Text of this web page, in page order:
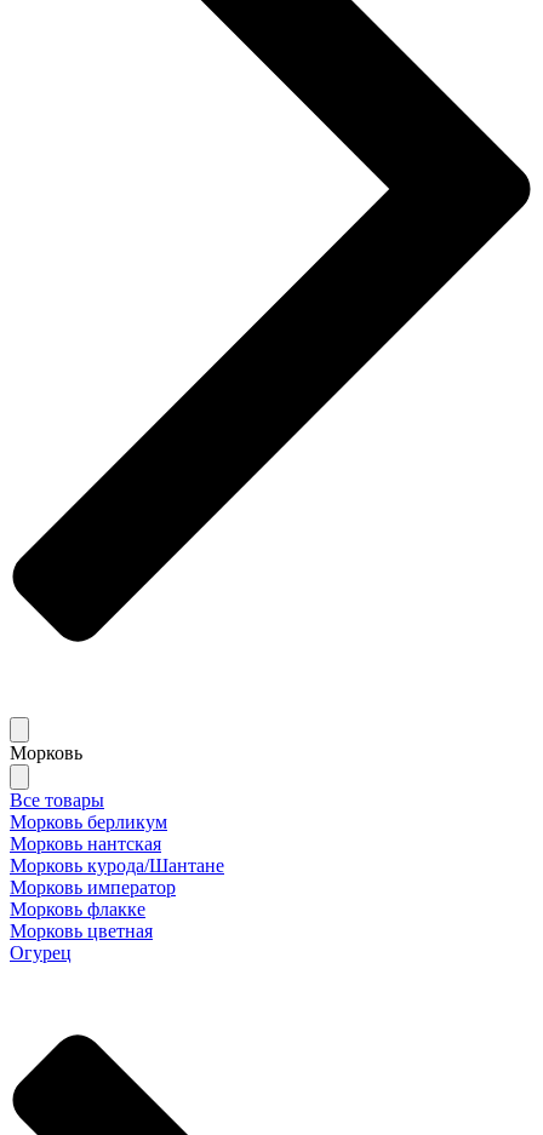
Морковь
Все товары
Морковь берликум
Морковь нантская
Морковь курода/Шантане
Морковь император
Морковь флакке
Морковь цветная
Огурец